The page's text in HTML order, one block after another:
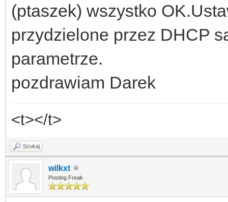
(ptaszek) wszystko
przydzielone przez DHCP
parametrze.
pozdrawiam Darek
<t></t>
Szukaj
wilkxt
Posting Freak